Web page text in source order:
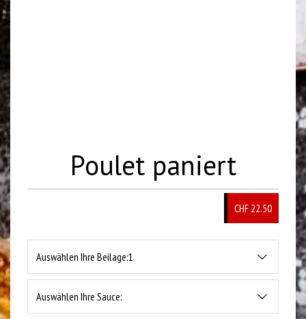
Poulet paniert
CHF 22.50
Auswählen Ihre Beilage:1
Auswählen Ihre Sauce: